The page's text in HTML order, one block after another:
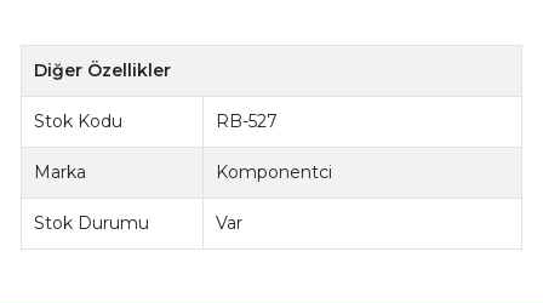
Diğer Özellikler
Stok Kodu RB-527
Marka Komponentci
Stok Durumu Var